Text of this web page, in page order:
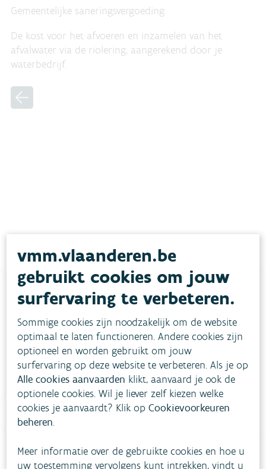
Gemeentelijke saneringsvergoeding
De kost voor het afvoeren en inzamelen van het
afvalwater via de riolering, aangerekend door je
waterbedrijf.
Heb je vragen?
Bekijk het overzicht van meestgestelde vragen
Niet gevonden wat je zocht? Vul ons
contactformulier in.
Bel gratis 1700
vmm.vlaanderen.be
gebruikt cookies om jouw
surfervaring te verbeteren.
Sommige cookies zijn noodzakelijk om de website
optimaal te laten functioneren. Andere cookies zijn
optioneel en worden gebruikt om jouw
surfervaring op deze website te verbeteren. Als je op
Alle cookies aanvaarden klikt, aanvaard je ook de
optionele cookies. Wil je liever zelf kiezen welke
cookies je aanvaardt? Klik opCookievoorkeuren
beheren.
Meer informatie over de gebruikte cookies en hoe u
uw toestemming vervolgens kunt intrekken, vindt u